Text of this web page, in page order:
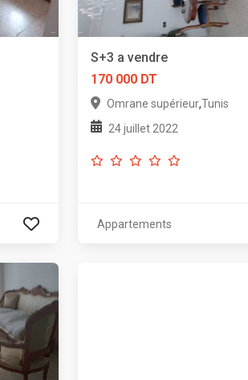
S+3 a vendre
170 000 DT
Omrane supérieur,Tunis
24 juillet 2022
Appartements